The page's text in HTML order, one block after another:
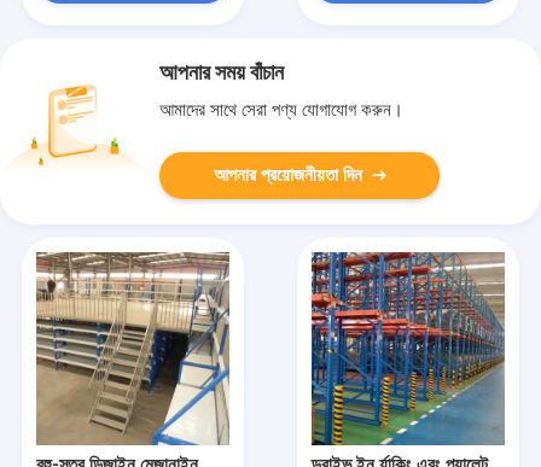
আপনার সময় বাঁচান
আমাদের সাথে সেরা পণ্য যোগাযোগ করুন।
আপনার প্রয়োজনীয়তা দিন